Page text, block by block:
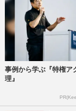
事例から学ぶ『特権ア
理』